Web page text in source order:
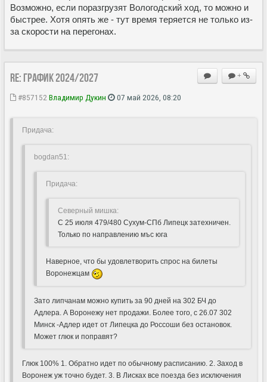
Возможно, если поразгрузят Вологодский ход, то можно и
быстрее. Хотя опять же - тут время теряется не только из-
за скорости на перегонах.
+
Re: ГРАФИК 2024/2027
#857152 Владимир Дукин 07 май 2026, 08:20
Придача:
bogdan51:
Придача:
Северный мишка:
С 25 июля 479/480 Сухум-СПб Липецк затехничен.
Только по направлению мъс юга
Наверное, что бы удовлетворить спрос на билеты
Воронежцам
Зато липчанам можно купить за 90 дней на 302 БЧ до
Адлера. А Воронежу нет продажи. Более того, с 26.07 302
Минск -Адлер идет от Липецка до Россоши без остановок.
Может глюк и поправят?
Глюк 100% 1. Обратно идет по обычному расписанию. 2. Заход в
Воронеж уж точно будет. 3. В Лисках все поезда без исключения